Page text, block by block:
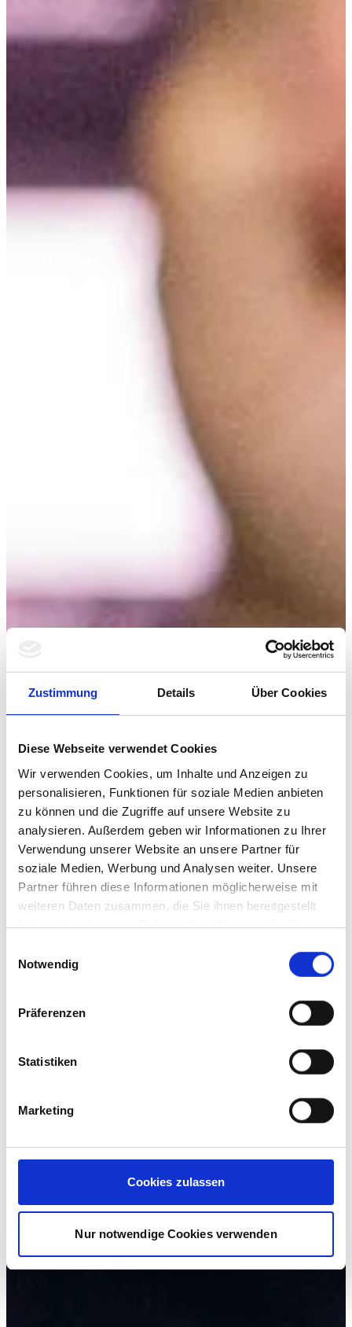
Zustimmung Details Über Cookies
Diese Webseite verwendet Cookies
Wir verwenden Cookies, um Inhalte und Anzeigen zu
personalisieren, Funktionen für soziale Medien anbieten
zu können und die Zugriffe auf unsere Website zu
analysieren. Außerdem geben wir Informationen zu Ihrer
Verwendung unserer Website an unsere Partner für
soziale Medien, Werbung und Analysen weiter. Unsere
Partner führen diese Informationen möglicherweise mit
weiteren Daten zusammen, die Sie ihnen bereitgestellt
haben oder die sie im Rahmen Ihrer Nutzung der Dienste
Notwendig
Präferenzen
Statistiken
Marketing
Cookies zulassen
Nur notwendige Cookies verwenden